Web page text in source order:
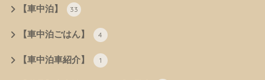
【車中泊】 33
【車中泊ごはん】 4
【車中泊車紹介】 1